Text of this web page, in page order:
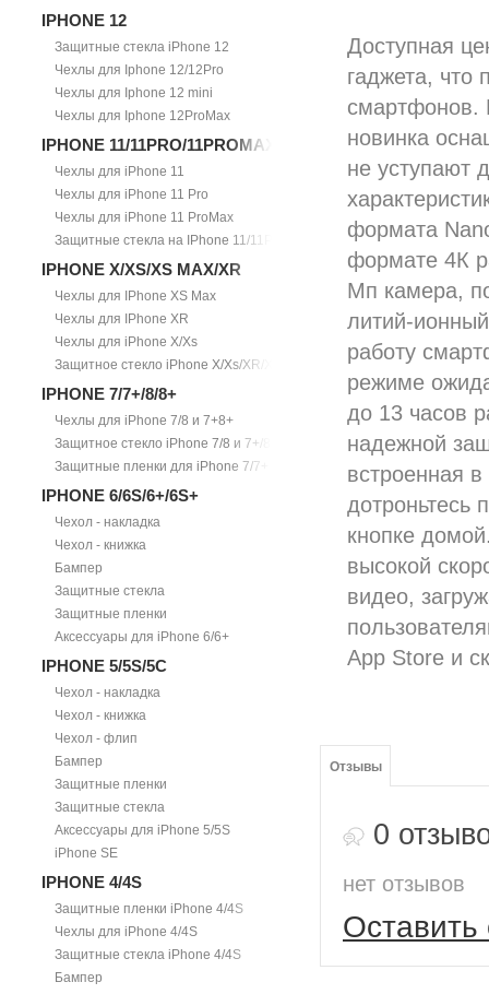
IPHONE 12
Защитные стекла iPhone 12
Чехлы для Iphone 12/12Pro
Чехлы для Iphone 12 mini
Чехлы для Iphone 12ProMax
IPHONE 11/11PRO/11PROMAX
Чехлы для iPhone 11
Чехлы для iPhone 11 Pro
Чехлы для iPhone 11 ProMax
Защитные стекла на IPhone 11/11Pro/11ProMax
IPHONE X/XS/XS MAX/XR
Чехлы для IPhone XS Max
Чехлы для IPhone XR
Чехлы для iPhone X/Xs
Защитное стекло iPhone X/Xs/XR/Xs Max
IPHONE 7/7+/8/8+
Чехлы для iPhone 7/8 и 7+8+
Защитное стекло iPhone 7/8 и 7+/8+
Защитные пленки для iPhone 7/7+
IPHONE 6/6S/6+/6S+
Чехол - накладка
Чехол - книжка
Бампер
Защитные стекла
Защитные пленки
Аксессуары для iPhone 6/6+
IPHONE 5/5S/5С
Чехол - накладка
Чехол - книжка
Чехол - флип
Бампер
Защитные пленки
Защитные стекла
Аксессуары для iPhone 5/5S
iPhone SE
IPHONE 4/4S
Защитные пленки iPhone 4/4S
Чехлы для iPhone 4/4S
Защитные стекла iPhone 4/4S
Бампер
Доступная
гаджета, что
смартфонов.
новинка
не уступают
формата
формате 4К
Мп камера,
литий-
работу
режиме
до 13 часов
надежной
встроенная
дотроньтесь
кнопке
высокой
видео,
App Store и
Отзывы
0
нет отзывов
Оставить